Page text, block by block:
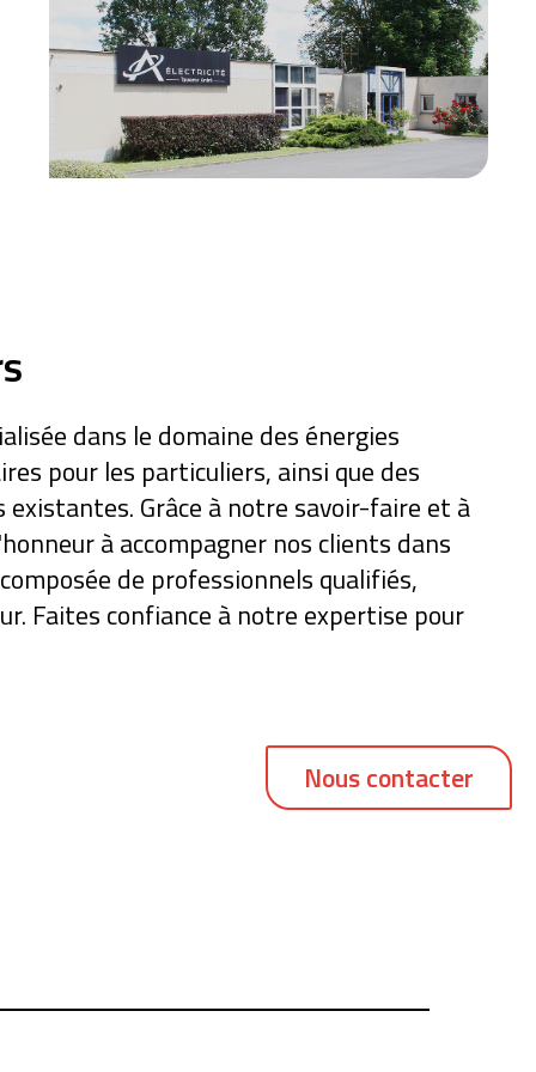
dans le domaine des énergies
pour les particuliers, ainsi que des
Grâce à notre savoir-faire et à
à accompagner nos clients dans
de professionnels qualifiés,
Faites confiance à notre expertise pour
Nous contacter